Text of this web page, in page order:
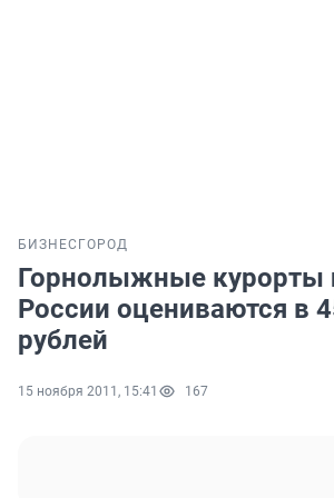
БИЗНЕС ГОРОД
Горнолыжные курорты
России оцениваются в
рублей
15 ноября 2011, 15:41 167